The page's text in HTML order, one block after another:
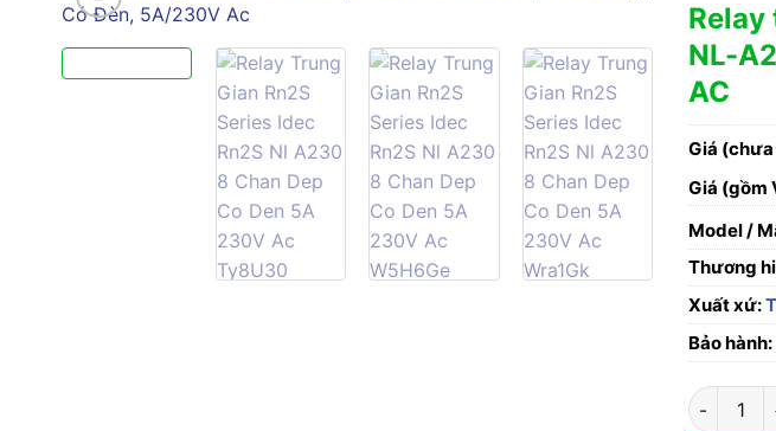
Relay
NL-
AC
Giá (chưa
Giá (gồm
Model /
Thương
Xuất xứ:
Bảo hành:
Relay